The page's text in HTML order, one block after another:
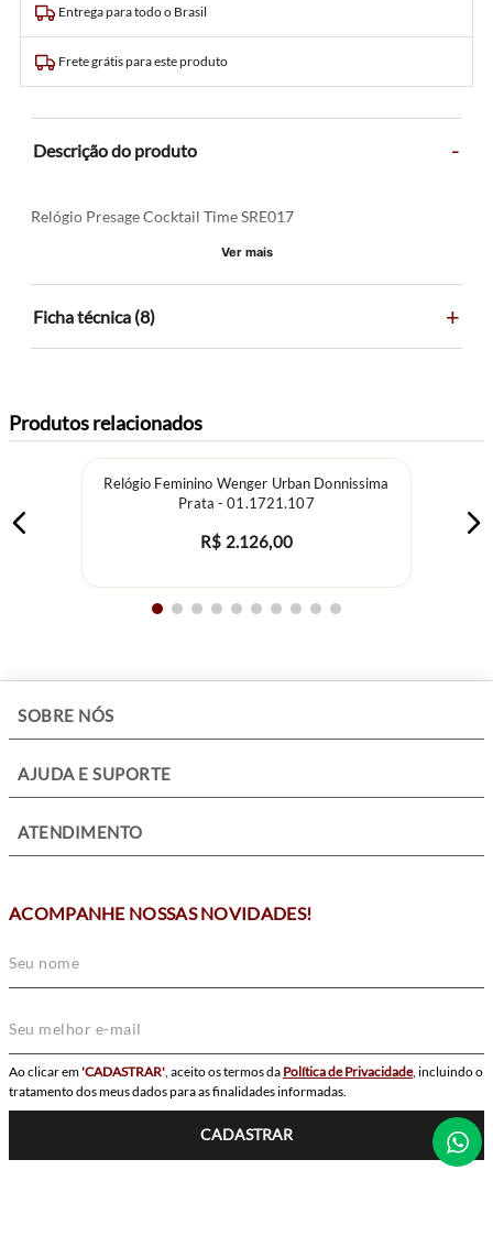
Entrega para todo o Brasil
Frete grátis para este produto
Descrição do produto -
Relógio Presage Cocktail Time SRE017
Ver mais
Ficha técnica (8) +
Produtos relacionados
Relógio Feminino Wenger Urban Donnissima
Prata - 01.1721.107
R$ 2.126,00
SOBRE NÓS
AJUDA E SUPORTE
ATENDIMENTO
ACOMPANHE NOSSAS NOVIDADES!
Ao clicar em'CADASTRAR', aceito os termos da Política de Privacidade, incluindo o
tratamento dos meus dados para as finalidades informadas.
CADASTRAR